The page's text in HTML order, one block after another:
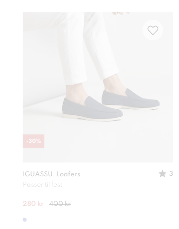
IGUASSU, Loafers
3
Passer til fest
280 kr 400 kr
-30%